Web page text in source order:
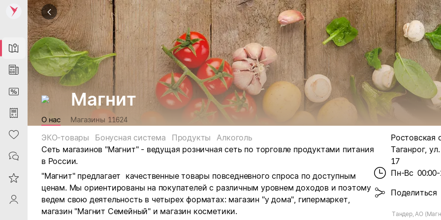
Map
News
DiscountCard
Purchases
Heart
Contacts
Reviews
ProfileSaby
Магнит
О нас Магазины 11624
ЭКО-товары Бонусная система Продукты
Алкоголь
Сеть магазинов "Магнит" - ведущая розничная сеть по торговле продуктами питания
в России.
"Магнит" предлагает качественные товары повседневного спроса по доступным
ценам. Мы ориентированы на покупателей с различным уровнем доходов и поэтому
ведем свою деятельность в четырех форматах: магазин "у дома", гипермаркет,
магазин "Магнит Семейный" и магазин косметики.
Ростовская
Таганрог,
17
Пн-Вс
Поделиться
Тандер, АО